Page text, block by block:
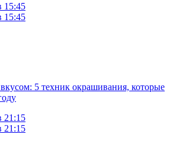
15:45
15:45
5 техник окрашивания, которые
21:15
21:15